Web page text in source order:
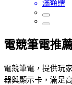
滿額贈
電競筆電推
電競筆電，提供玩
器與顯示卡，滿足